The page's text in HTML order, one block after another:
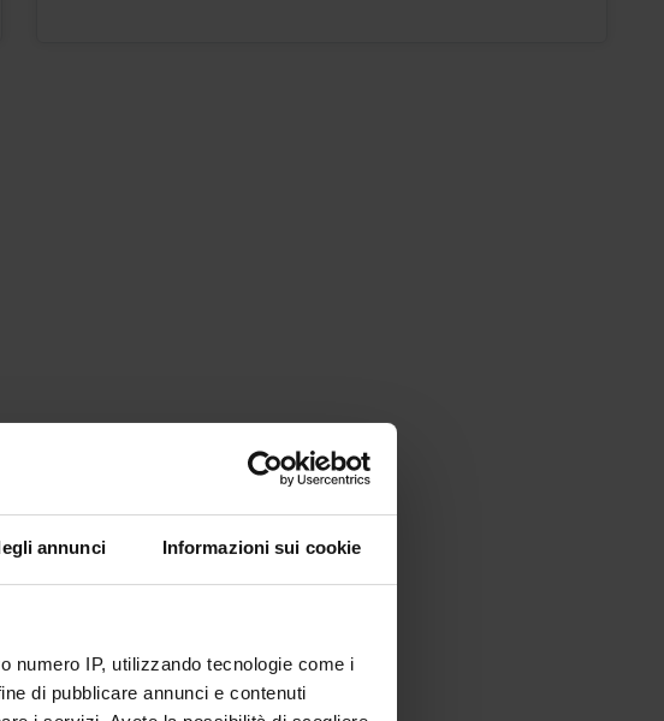
annunci Informazioni sui cookie
numero IP, utilizzando tecnologie come i
di pubblicare annunci e contenuti